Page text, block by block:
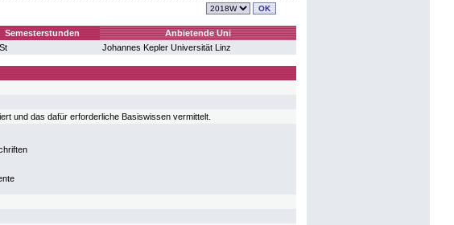
Semesterstunden
Anbietende Uni
Johannes Kepler Universität Linz
und das dafür erforderliche Basiswissen vermittelt.